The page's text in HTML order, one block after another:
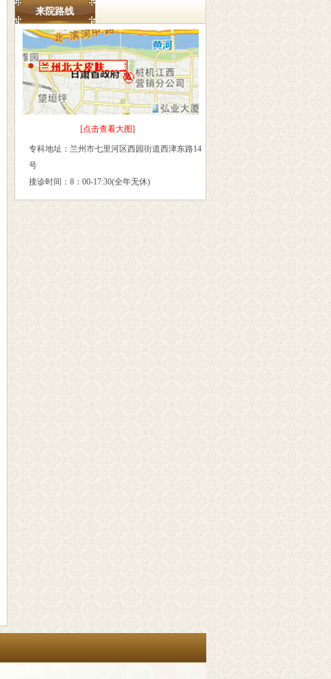
来院路线
[点击查看大图]
专科地址：兰州市七里河区西园街道西津东路14
号
接诊时间：8：00-17:30(全年无休)